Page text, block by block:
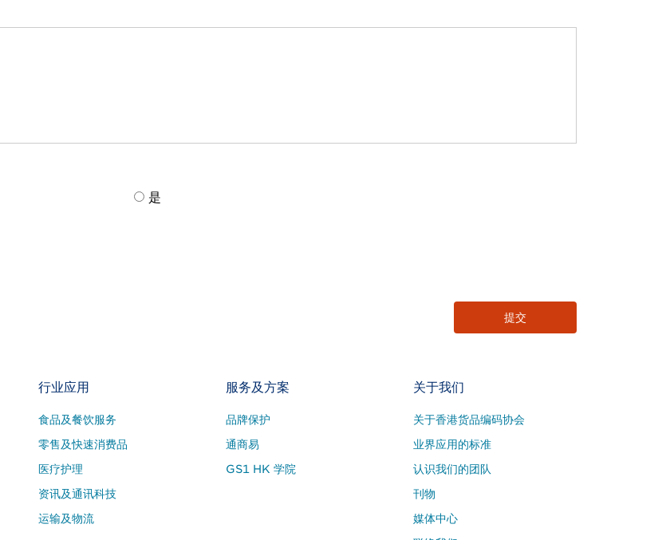
是
行业应用
食品及餐饮服务
零售及快速消费品
医疗护理
资讯及通讯科技
运输及物流
服务及方案
品牌保护
通商易
GS1 HK 学院
关于我们
关于香港货品编码协会
业界应用的标准
认识我们的团队
刊物
媒体中心